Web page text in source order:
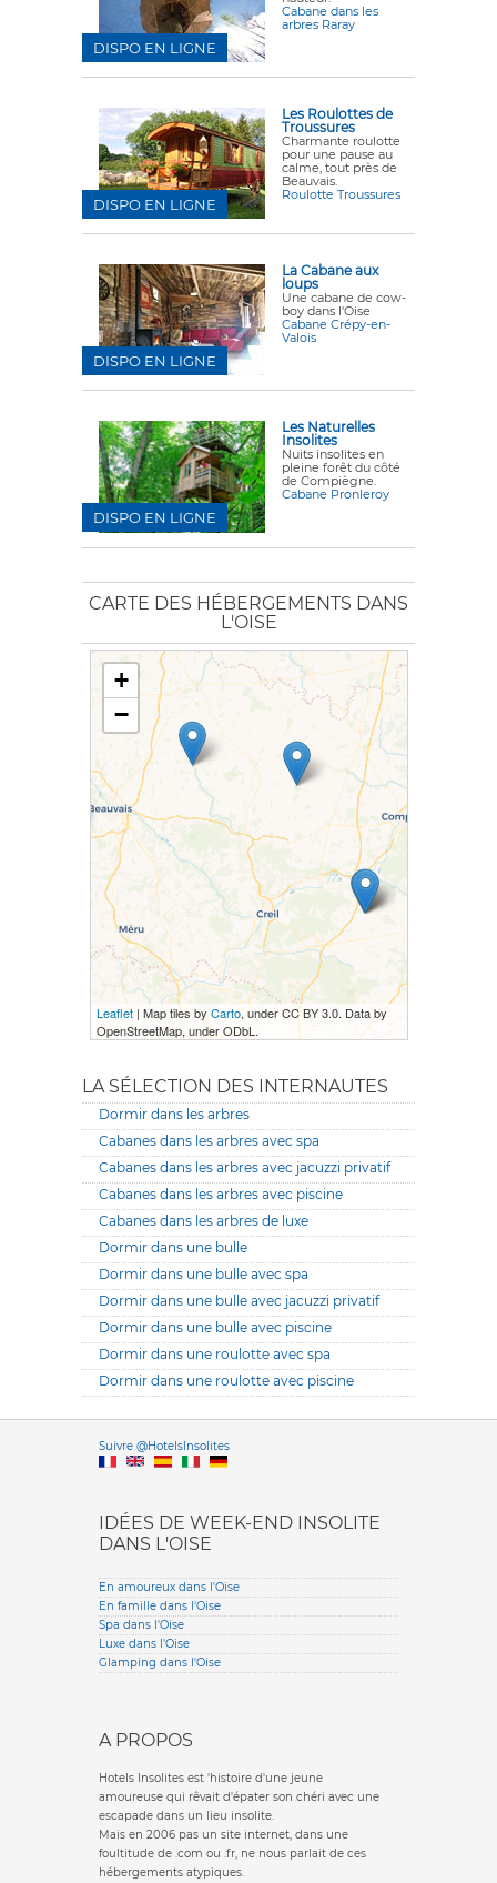
Cabane dans les
arbres Raray
DISPO EN LIGNE
Les Roulottes de
Troussures
Charmante roulotte
pour une pause au
calme, tout près de
Beauvais.
Roulotte Troussures
DISPO EN LIGNE
La Cabane aux
loups
Une cabane de cow-
boy dans l'Oise
Cabane Crépy-en-
Valois
DISPO EN LIGNE
Les Naturelles
Insolites
Nuits insolites en
pleine forêt du côté
de Compiègne.
Cabane Pronleroy
DISPO EN LIGNE
CARTE DES HÉBERGEMENTS DANS
L'OISE
+
−
Leaflet| Map tiles by Carto, under CC BY 3.0. Data by
OpenStreetMap, under ODbL.
LA SÉLECTION DES INTERNAUTES
Dormir dans les arbres
Cabanes dans les arbres avec spa
Cabanes dans les arbres avec jacuzzi privatif
Cabanes dans les arbres avec piscine
Cabanes dans les arbres de luxe
Dormir dans une bulle
Dormir dans une bulle avec spa
Dormir dans une bulle avec jacuzzi privatif
Dormir dans une bulle avec piscine
Dormir dans une roulotte avec spa
Dormir dans une roulotte avec piscine
Suivre @HotelsInsolitesVersione
IDÉES DE WEEK-END INSOLITE
DANS L'OISE
En amoureux dans l'Oise
En famille dans l'Oise
Spa dans l'Oise
Luxe dans l'Oise
Glamping dans l'Oise
A PROPOS
Hotels Insolites est 'histoire d'une jeune
amoureuse qui rêvait d'épater son chéri avec une
escapade dans un lieu insolite.
Mais en 2006 pas un site internet, dans une
foultitude de .com ou .fr, ne nous parlait de ces
hébergements atypiques.